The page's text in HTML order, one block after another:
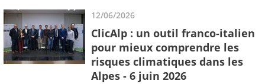
12/06/2026
ClicAlp : un outil franco-italien
pour mieux comprendre les
risques climatiques dans les
Alpes - 6 juin 2026